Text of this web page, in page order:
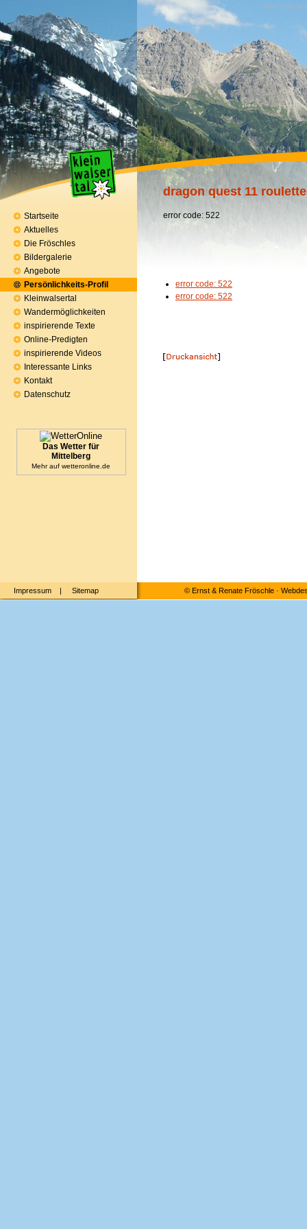
Wandern,
dragon quest 11
error code: 522
error code: 522
error code: 522
Startseite
Aktuelles
Die Fröschles
Bildergalerie
Angebote
Persönlichkeits-Profil
Kleinwalsertal
Wandermöglichkeiten
inspirierende Texte
Online-Predigten
inspirierende Videos
Interessante Links
Kontakt
Datenschutz
Das Wetter für
Mittelberg
Mehr auf wetteronline.de
Impressum | Sitemap © Ernst & Renate Fröschle·